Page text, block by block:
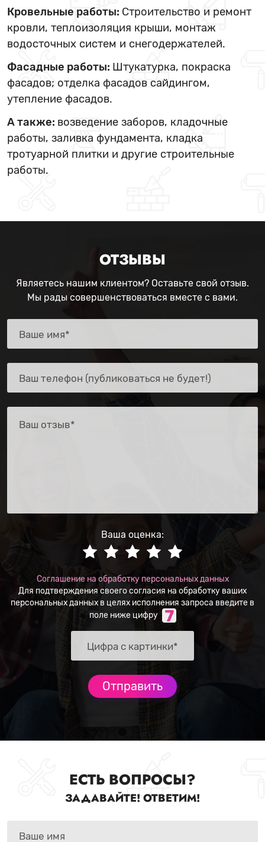
Кровельные работы: Строительство и ремонт
кровли, теплоизоляция крыши, монтаж
водосточных систем и снегодержателей.
Фасадные работы: Штукатурка, покраска
фасадов; отделка фасадов сайдингом,
утепление фасадов.
А также: возведение заборов, кладочные
работы, заливка фундамента, кладка
тротуарной плитки и другие строительные
работы.
ОТЗЫВЫ
Являетесь нашим клиентом? Оставьте свой отзыв.
Мы рады совершенствоваться вместе с вами.
Ваша оценка:
Соглашение на обработку персональных данных
Для подтверждения своего согласия на обработку ваших
персональных данных в целях исполнения запроса введите в
поле ниже цифру
ЕСТЬ ВОПРОСЫ?
ЗАДАВАЙТЕ! ОТВЕТИМ!